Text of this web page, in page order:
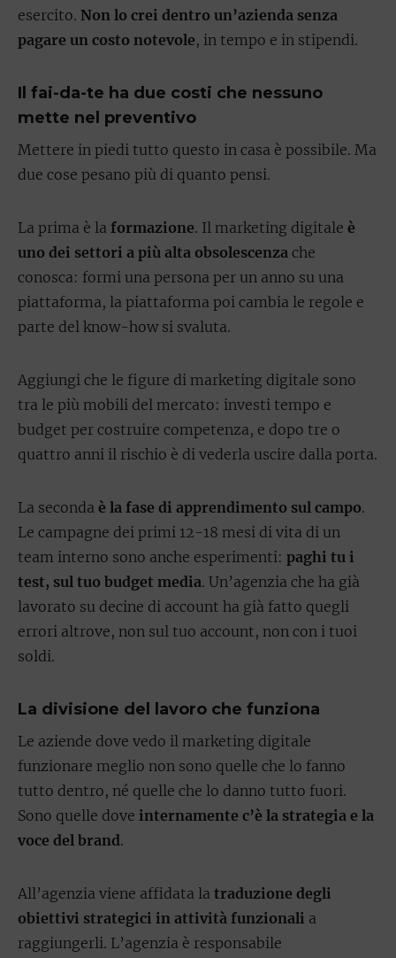
esercito. Non lo crei dentro un’azienda senza
pagare un costo notevole, in tempo e in stipendi.
Il fai-da-te ha due costi che nessuno
mette nel preventivo
Mettere in piedi tutto questo in casa è possibile. Ma
due cose pesano più di quanto pensi.
La prima è la formazione. Il marketing digitale è
uno dei settori a più alta obsolescenza che
conosca: formi una persona per un anno su una
piattaforma, la piattaforma poi cambia le regole e
parte del know-how si svaluta.
Aggiungi che le figure di marketing digitale sono
tra le più mobili del mercato: investi tempo e
budget per costruire competenza, e dopo tre o
quattro anni il rischio è di vederla uscire dalla porta.
La seconda è la fase di apprendimento sul campo.
Le campagne dei primi 12-18 mesi di vita di un
team interno sono anche esperimenti: paghi tu i
test, sul tuo budget media. Un’agenzia che ha già
lavorato su decine di account ha già fatto quegli
errori altrove, non sul tuo account, non con i tuoi
soldi.
La divisione del lavoro che funziona
Le aziende dove vedo il marketing digitale
funzionare meglio non sono quelle che lo fanno
tutto dentro, né quelle che lo danno tutto fuori.
Sono quelle dove internamente c’è la strategia e la
voce del brand.
All’agenzia viene affidata la traduzione degli
obiettivi strategici in attività funzionali a
raggiungerli. L’agenzia è responsabile